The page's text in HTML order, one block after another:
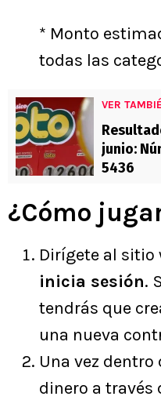
* Monto
todas las
VER
junio:
5436
¿Cómo
Dirígete al sitio
inicia sesión.
tendrás que
una nueva
Una vez
dinero a través